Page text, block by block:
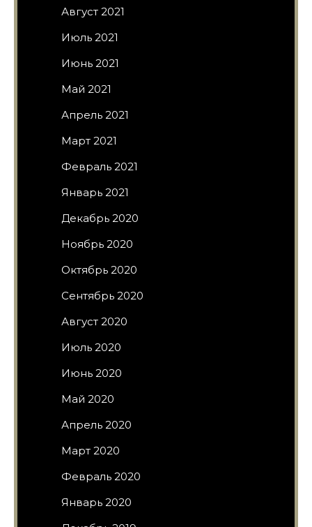
Август 2021
Июль 2021
Июнь 2021
Май 2021
Апрель 2021
Март 2021
Февраль 2021
Январь 2021
Декабрь 2020
Ноябрь 2020
Октябрь 2020
Сентябрь 2020
Август 2020
Июль 2020
Июнь 2020
Май 2020
Апрель 2020
Март 2020
Февраль 2020
Январь 2020